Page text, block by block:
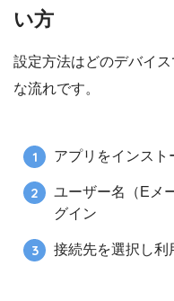
い方
設定方法はどのデバイ
な流れです。
アプリをインスト
ユーザー名（Eメ
グイン
接続先を選択し利